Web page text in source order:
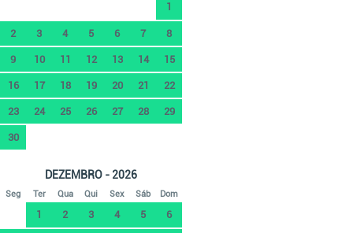
1
2 3 4 5 6 7 8
9 10 11 12 13 14 15
16 17 18 19 20 21 22
23 24 25 26 27 28 29
30
DEZEMBRO - 2026
Seg Ter Qua Qui Sex Sáb Dom
1 2 3 4 5 6